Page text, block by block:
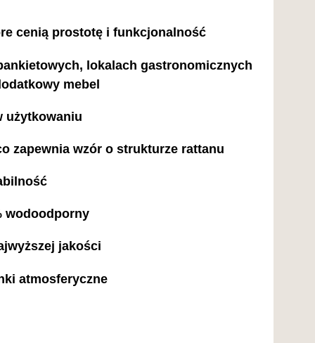
cenią prostotę i funkcjonalność
lokalach gastronomicznych
mebel
użytkowaniu
zapewnia wzór o strukturze rattanu
wodoodporny
jakości
atmosferyczne